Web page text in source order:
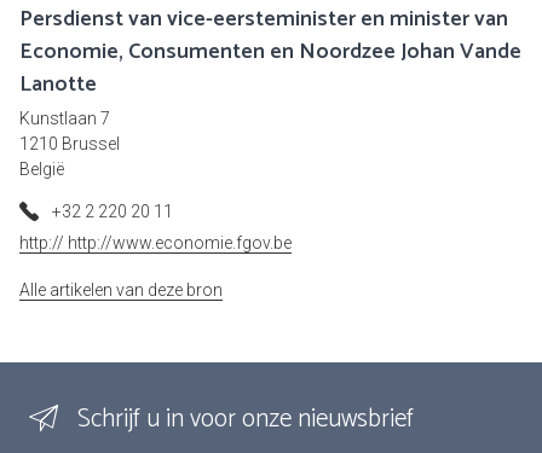
Persdienst van vice-eersteminister en minister van
Economie, Consumenten en Noordzee Johan Vande
Lanotte
Kunstlaan 7
1210 Brussel
België
+32 2 220 20 11
http:// http://www.economie.fgov.be
Alle artikelen van deze bron
Schrijf u in voor onze nieuwsbrief